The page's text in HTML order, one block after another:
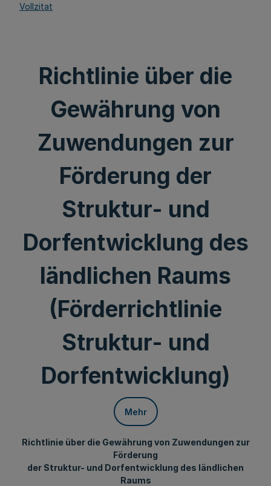
Vollzitat
Richtlinie über die
Gewährung von
Zuwendungen zur
Förderung der
Struktur- und
Dorfentwicklung des
ländlichen Raums
(Förderrichtlinie
Struktur- und
Dorfentwicklung)
Mehr
Richtlinie über die Gewährung von Zuwendungen zur
Förderung
der Struktur- und Dorfentwicklung des ländlichen
Raums